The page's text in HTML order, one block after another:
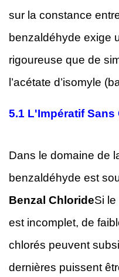
sur la constance
benzaldéhyde exige
rigoureuse que de
l’acétate d’isomyle
5.1 L'Impératif Sans
Dans le domaine de
benzaldéhyde est
Benzal ChlorideSi
est incomplet, de
chlorés peuvent
dernières puissent